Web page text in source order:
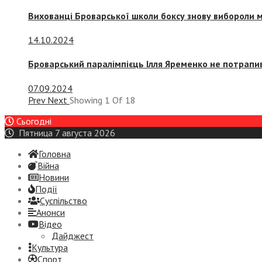
Вихованці Броварської школи боксу знову вибороли
14.10.2024
Броварський паралімпієць Ілля Яременко не
07.09.2024
Prev Next Showing 1 Of 18
Сьогодні
Пятница 7 августа 2026
Головна
Війна
Новини
Події
Суспiльство
Анонси
Відео
Дайджест
Культура
Спорт